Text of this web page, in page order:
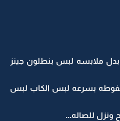
ملابسه لبس بنطلون جينز
بسرعه لبس الكاب لبس
ونزل للصاله...